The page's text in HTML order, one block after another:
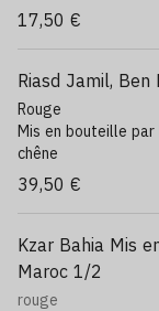
17,50 €
Riasd Jamil, Ben
Rouge
Mis en bouteille
chêne
39,50 €
Kzar Bahia Mis
Maroc 1/2
rouge